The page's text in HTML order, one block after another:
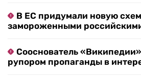
В ЕС придумали новую
замороженными
Сооснователь
рупором пропаганды в